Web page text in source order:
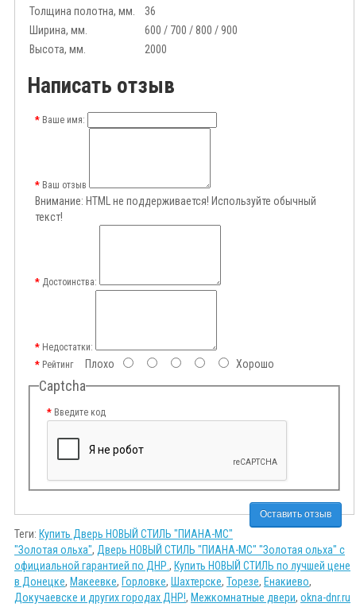
Толщина полотна, мм.
36
Ширина, мм.
600 / 700 / 800 / 900
Высота, мм.
2000
Написать отзыв
Ваше имя:
Ваш отзыв
Внимание: HTML не поддерживается! Используйте обычный
текст!
Достоинства:
Недостатки:
РейтингПлохо Хорошо
Captcha
Введите код
Оставить отзыв
Теги: Купить Дверь НОВЫЙ СТИЛЬ "ПИАНА-МС"
"Золотая ольха", Дверь НОВЫЙ СТИЛЬ "ПИАНА-МС" "Золотая ольха" с
официальной гарантией по ДНР. , Купить НОВЫЙ СТИЛЬ по лучшей цене
в Донецке, Макеевке, Горловке, Шахтерске, Торезе, Енакиево,
Докучаевске и других городах ДНР!, Межкомнатные двери, okna-dnr.ru